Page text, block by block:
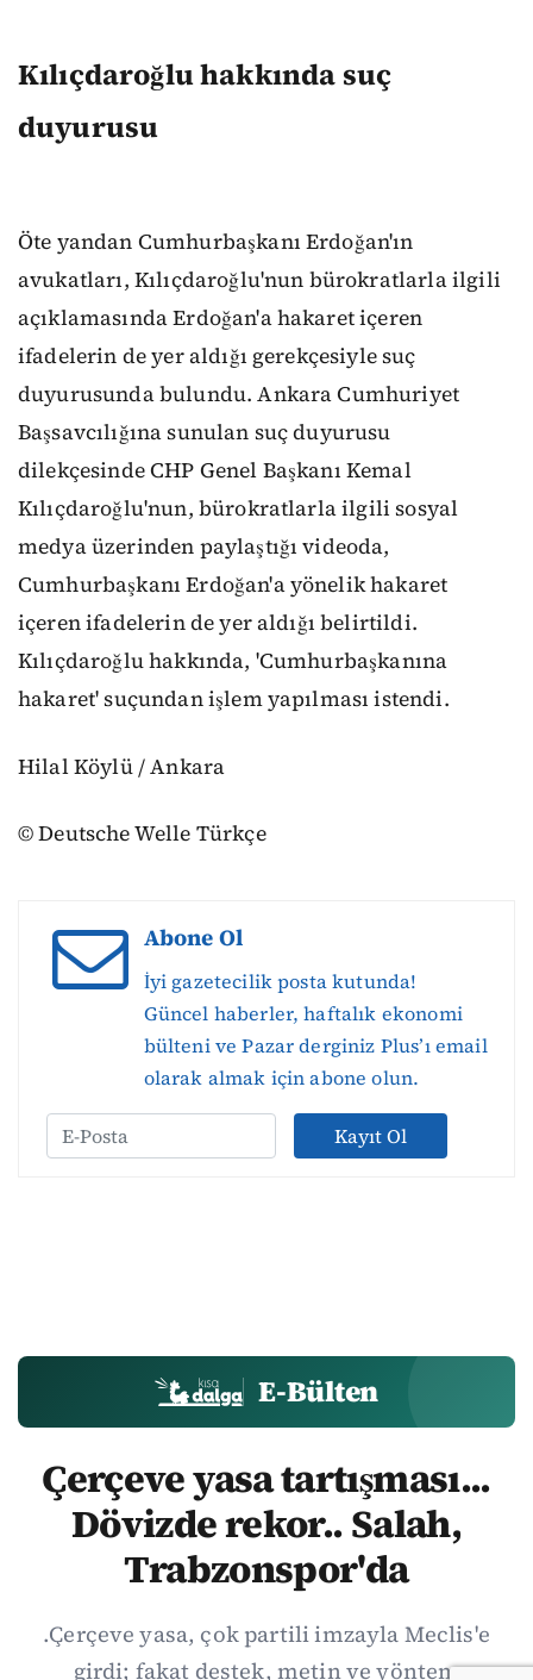
Kılıçdaroğlu hakkında suç
duyurusu
Öte yandan Cumhurbaşkanı Erdoğan'ın
avukatları, Kılıçdaroğlu'nun bürokratlarla ilgili
açıklamasında Erdoğan'a hakaret içeren
ifadelerin de yer aldığı gerekçesiyle suç
duyurusunda bulundu. Ankara Cumhuriyet
Başsavcılığına sunulan suç duyurusu
dilekçesinde CHP Genel Başkanı Kemal
Kılıçdaroğlu'nun, bürokratlarla ilgili sosyal
medya üzerinden paylaştığı videoda,
Cumhurbaşkanı Erdoğan'a yönelik hakaret
içeren ifadelerin de yer aldığı belirtildi.
Kılıçdaroğlu hakkında, 'Cumhurbaşkanına
hakaret' suçundan işlem yapılması istendi.
Hilal Köylü / Ankara
© Deutsche Welle Türkçe
Abone Ol
İyi gazetecilik posta kutunda!
Güncel haberler, haftalık ekonomi
bülteni ve Pazar derginiz Plus’ı email
olarak almak için abone olun.
Kayıt Ol
E-Bülten
Çerçeve yasa tartışması...
Dövizde rekor.. Salah,
Trabzonspor'da
.Çerçeve yasa, çok partili imzayla Meclis'e
girdi; fakat destek, metin ve yöntem